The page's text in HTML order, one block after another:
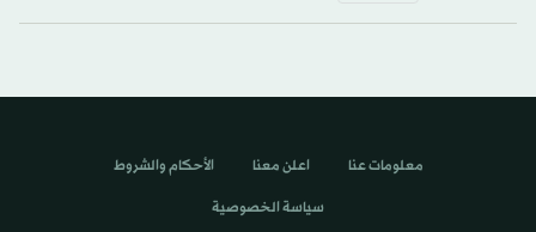
معلومات عنا اعلن معنا الأحكام والشروط
سياسة الخصوصية